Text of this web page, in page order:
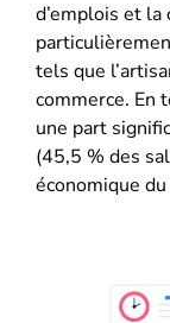
d’emplois et
tels que
commerce. En
une part
(45,5 % des
économique du